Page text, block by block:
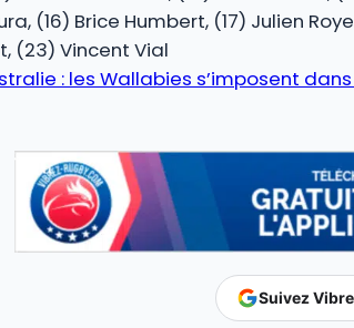
(16) Brice Humbert, (17) Julien
(23) Vincent Vial
: les Wallabies s’imposent
Suivez